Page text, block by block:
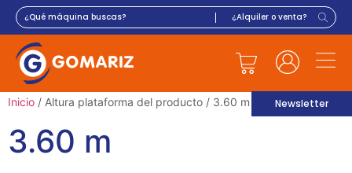
Newsletter
Inicio / Altura plataforma del producto / 3.60 m
3.60 m